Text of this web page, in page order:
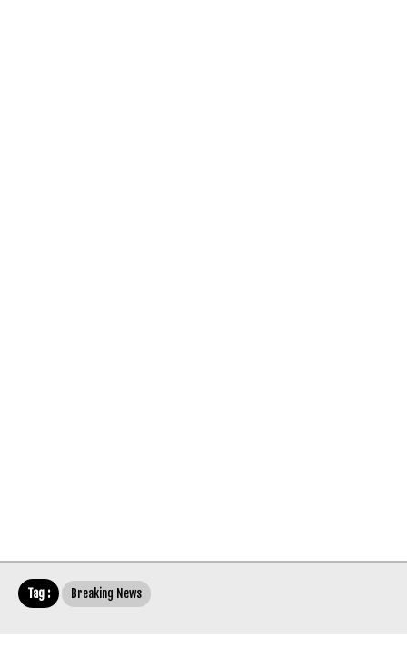
Tag : Breaking News